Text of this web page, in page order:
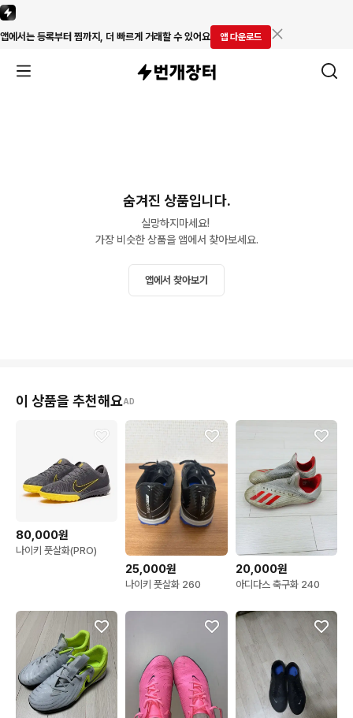
앱에서는 등록부터 찜까지, 더 빠르게 거래할 수 있어요 앱 다운로드
숨겨진 상품입니다.
실망하지마세요!
가장 비슷한 상품을 앱에서 찾아보세요.
앱에서 찾아보기
이 상품을 추천해요AD
80,000원
나이키 풋살화(PRO)
25,000원
나이키 풋살화 260
20,000원
아디다스 축구화 240